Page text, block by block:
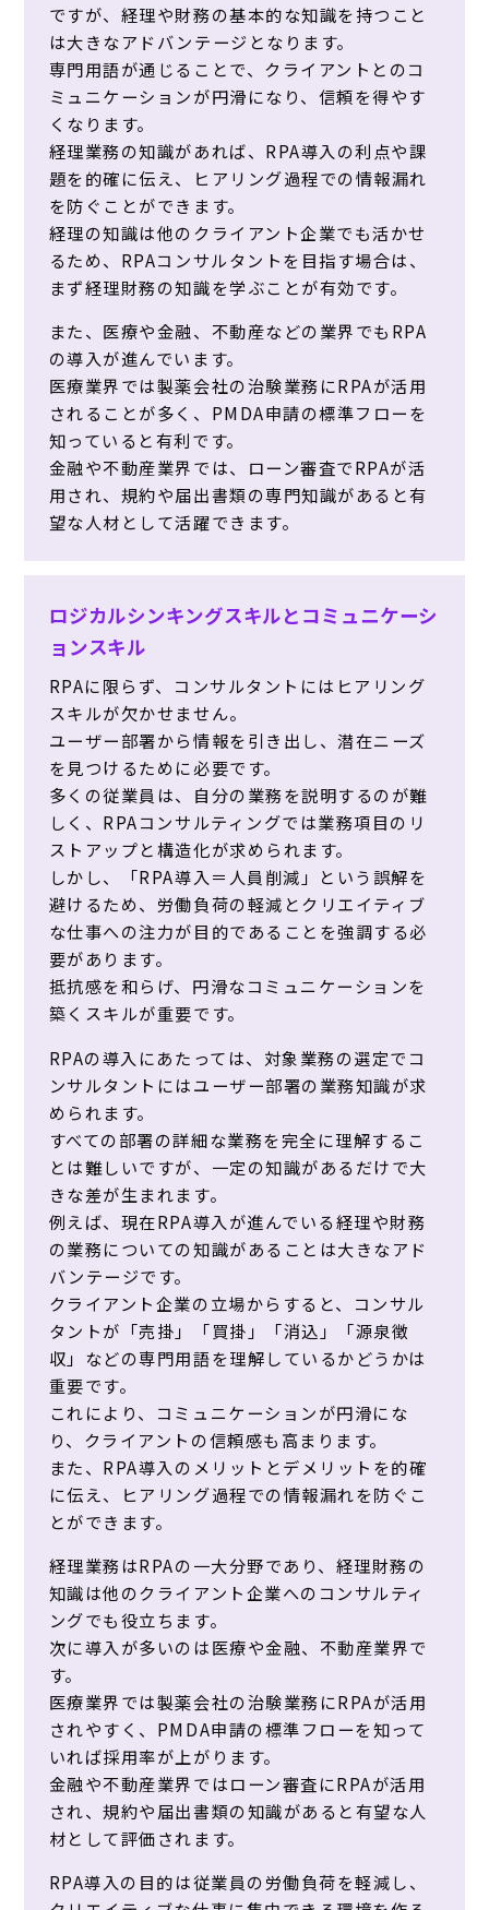
ですが、経理や財務の基本的な知識を持つこと
は大きなアドバンテージとなります。
専門用語が通じることで、クライアントとのコ
ミュニケーションが円滑になり、信頼を得やす
くなります。
経理業務の知識があれば、RPA導入の利点や課
題を的確に伝え、ヒアリング過程での情報漏れ
を防ぐことができます。
経理の知識は他のクライアント企業でも活かせ
るため、RPAコンサルタントを目指す場合は、
まず経理財務の知識を学ぶことが有効です。
また、医療や金融、不動産などの業界でもRPA
の導入が進んでいます。
医療業界では製薬会社の治験業務にRPAが活用
されることが多く、PMDA申請の標準フローを
知っていると有利です。
金融や不動産業界では、ローン審査でRPAが活
用され、規約や届出書類の専門知識があると有
望な人材として活躍できます。
ロジカルシンキングスキルとコミュニケーシ
ョンスキル
RPAに限らず、コンサルタントにはヒアリング
スキルが欠かせません。
ユーザー部署から情報を引き出し、潜在ニーズ
を見つけるために必要です。
多くの従業員は、自分の業務を説明するのが難
しく、RPAコンサルティングでは業務項目のリ
ストアップと構造化が求められます。
しかし、「RPA導入＝人員削減」という誤解を
避けるため、労働負荷の軽減とクリエイティブ
な仕事への注力が目的であることを強調する必
要があります。
抵抗感を和らげ、円滑なコミュニケーションを
築くスキルが重要です。
RPAの導入にあたっては、対象業務の選定でコ
ンサルタントにはユーザー部署の業務知識が求
められます。
すべての部署の詳細な業務を完全に理解するこ
とは難しいですが、一定の知識があるだけで大
きな差が生まれます。
例えば、現在RPA導入が進んでいる経理や財務
の業務についての知識があることは大きなアド
バンテージです。
クライアント企業の立場からすると、コンサル
タントが「売掛」「買掛」「消込」「源泉徴
収」などの専門用語を理解しているかどうかは
重要です。
これにより、コミュニケーションが円滑にな
り、クライアントの信頼感も高まります。
また、RPA導入のメリットとデメリットを的確
に伝え、ヒアリング過程での情報漏れを防ぐこ
とができます。
経理業務はRPAの一大分野であり、経理財務の
知識は他のクライアント企業へのコンサルティ
ングでも役立ちます。
次に導入が多いのは医療や金融、不動産業界で
す。
医療業界では製薬会社の治験業務にRPAが活用
されやすく、PMDA申請の標準フローを知って
いれば採用率が上がります。
金融や不動産業界ではローン審査にRPAが活用
され、規約や届出書類の知識があると有望な人
材として評価されます。
RPA導入の目的は従業員の労働負荷を軽減し、